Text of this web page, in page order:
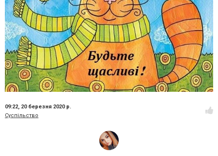
09:22, 20 березня 2020 р.
Суспільство